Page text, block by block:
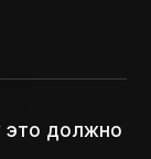
это должно